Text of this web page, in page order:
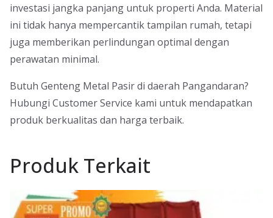
investasi jangka panjang untuk properti Anda. Material
ini tidak hanya mempercantik tampilan rumah, tetapi
juga memberikan perlindungan optimal dengan
perawatan minimal.
Butuh Genteng Metal Pasir di daerah Pangandaran?
Hubungi Customer Service kami untuk mendapatkan
produk berkualitas dan harga terbaik.
Produk Terkait